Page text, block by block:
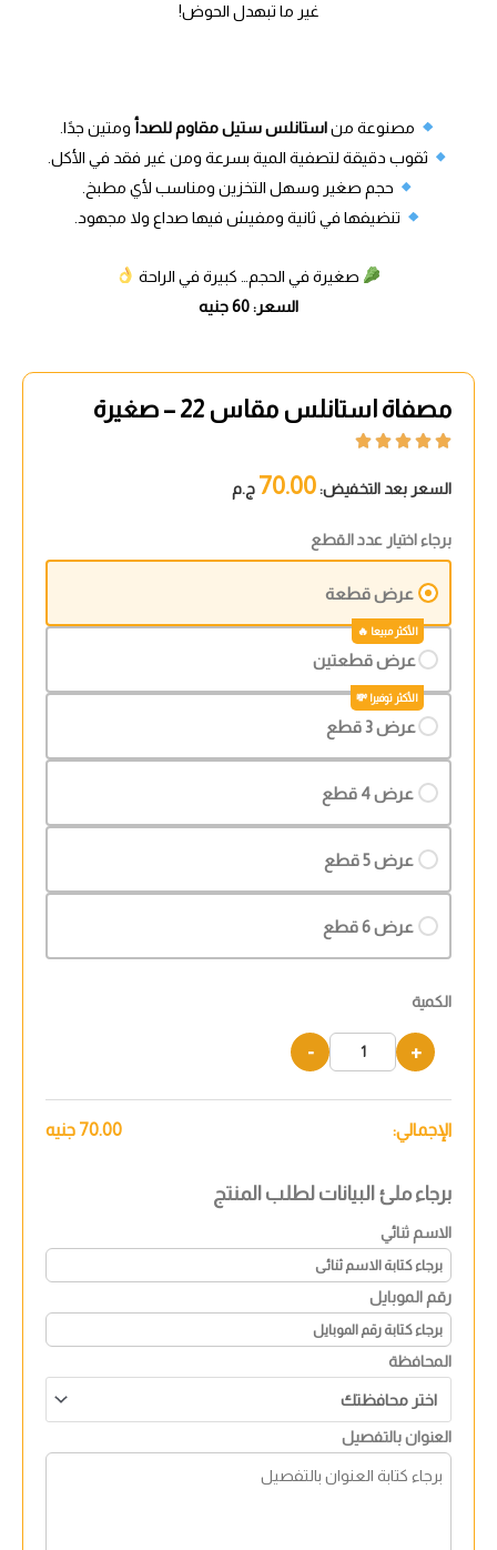
غير ما تبهدل الحوض!
مصنوعة مناستانلس ستيل مقاوم للصدأ ومتين جدًا.
ثقوب دقيقة لتصفية المية بسرعة ومن غير فقد في الأكل.
حجم صغير وسهل التخزين ومناسب لأي مطبخ.
تنضيفها في ثانية ومفيش فيها صداع ولا مجهود.
صغيرة في الحجم… كبيرة في الراحة
السعر: 60 جنيه
مصفاة استانلس مقاس 22 – صغيرة





السعر بعد التخفيض:70.00 ج.م
برجاء اختيار عدد القطع
عرض قطعة
عرض قطعتين
عرض 3 قطع
عرض 4 قطع
عرض 5 قطع
عرض 6 قطع
الكمية
+
-
الإجمالي: 70.00 جنيه
برجاء ملئ البيانات لطلب المنتج
الاسم ثنائي
رقم الموبايل
المحافظة
العنوان بالتفصيل